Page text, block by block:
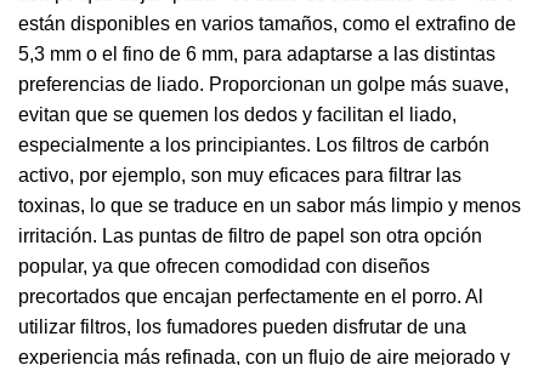
están disponibles en varios tamaños, como el extrafino de
5,3 mm o el fino de 6 mm, para adaptarse a las distintas
preferencias de liado. Proporcionan un golpe más suave,
evitan que se quemen los dedos y facilitan el liado,
especialmente a los principiantes. Los filtros de carbón
activo, por ejemplo, son muy eficaces para filtrar las
toxinas, lo que se traduce en un sabor más limpio y menos
irritación. Las puntas de filtro de papel son otra opción
popular, ya que ofrecen comodidad con diseños
precortados que encajan perfectamente en el porro. Al
utilizar filtros, los fumadores pueden disfrutar de una
experiencia más refinada, con un flujo de aire mejorado y